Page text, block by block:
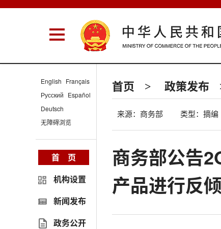
首页 > 政策发布
来源：商务部 类型：摘编
商务部公告
产品进行反
English Français
Русский Español
Deutsch
无障碍浏览
首 页
机构设置
新闻发布
政务公开